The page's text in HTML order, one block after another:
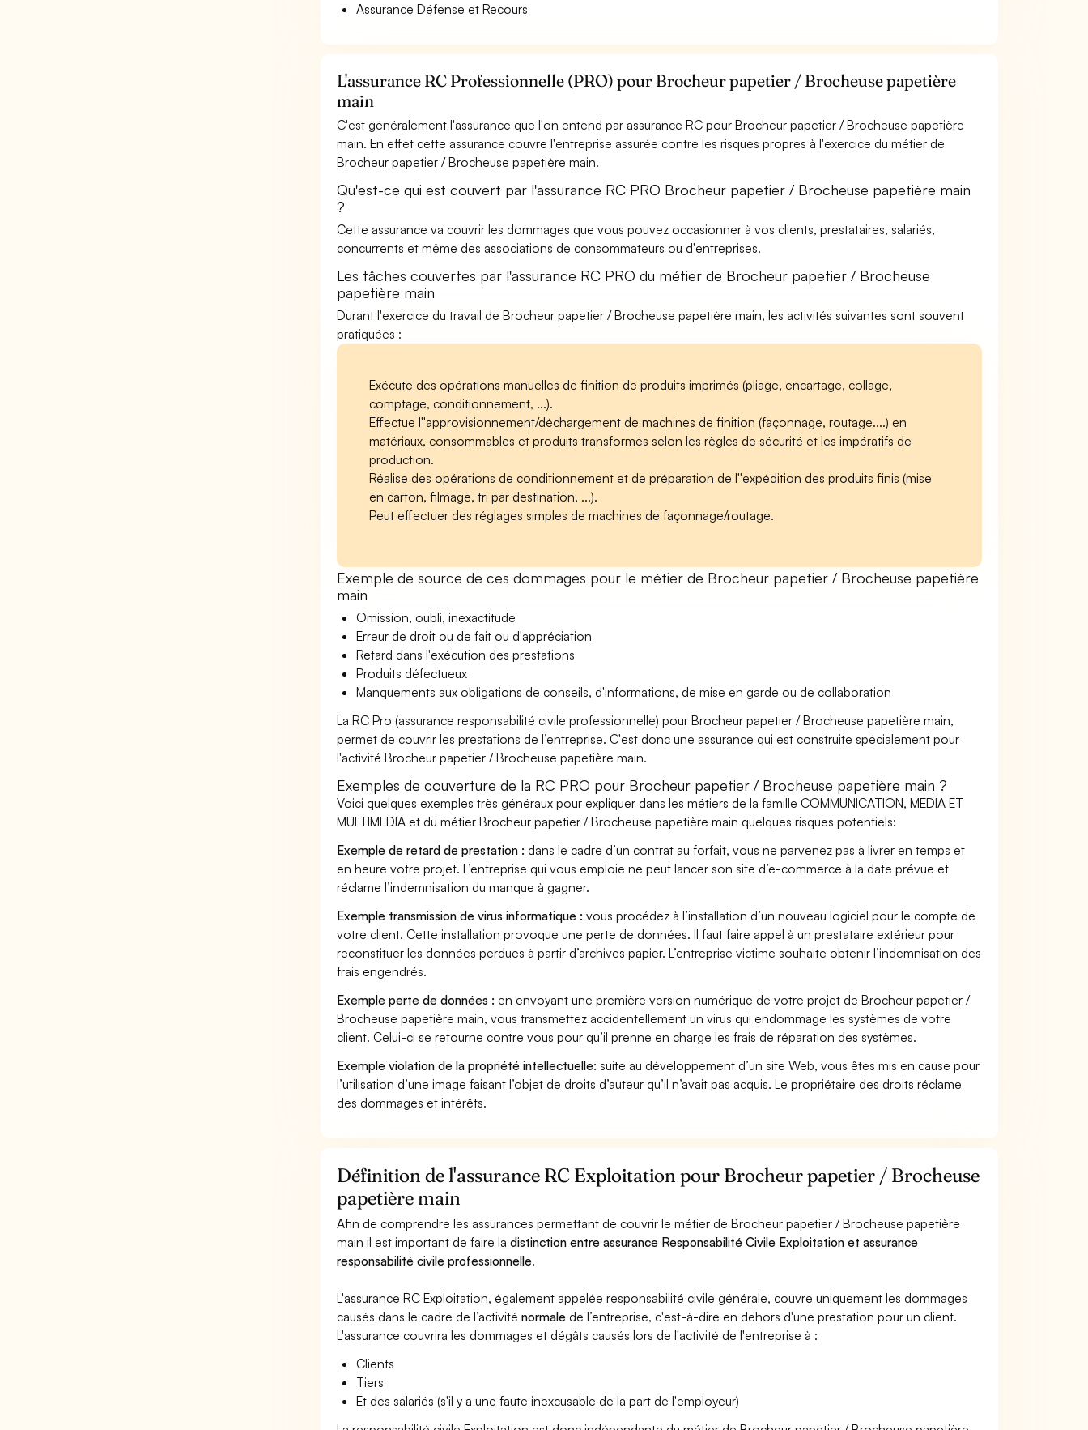
Assurance Défense et Recours
L'assurance RC Professionnelle (PRO) pour Brocheur papetier / Brocheuse papetière
main
C'est généralement l'assurance que l'on entend par assurance RC pour Brocheur papetier / Brocheuse papetière
main. En effet cette assurance couvre l'entreprise assurée contre les risques propres à l'exercice du métier de
Brocheur papetier / Brocheuse papetière main.
Qu'est-ce qui est couvert par l'assurance RC PRO Brocheur papetier / Brocheuse papetière main
?
Cette assurance va couvrir les dommages que vous pouvez occasionner à vos clients, prestataires, salariés,
concurrents et même des associations de consommateurs ou d'entreprises.
Les tâches couvertes par l'assurance RC PRO du métier de Brocheur papetier / Brocheuse
papetière main
Durant l'exercice du travail de Brocheur papetier / Brocheuse papetière main, les activités suivantes sont souvent
pratiquées :
Exécute des opérations manuelles de finition de produits imprimés (pliage, encartage, collage,
comptage, conditionnement, ...).
Effectue l''approvisionnement/déchargement de machines de finition (façonnage, routage....) en
matériaux, consommables et produits transformés selon les règles de sécurité et les impératifs de
production.
Réalise des opérations de conditionnement et de préparation de l''expédition des produits finis (mise
en carton, filmage, tri par destination, ...).
Peut effectuer des réglages simples de machines de façonnage/routage.
Exemple de source de ces dommages pour le métier de Brocheur papetier / Brocheuse papetière
main
Omission, oubli, inexactitude
Erreur de droit ou de fait ou d'appréciation
Retard dans l'exécution des prestations
Produits défectueux
Manquements aux obligations de conseils, d'informations, de mise en garde ou de collaboration
La RC Pro (assurance responsabilité civile professionnelle) pour Brocheur papetier / Brocheuse papetière main,
permet de couvrir les prestations de l’entreprise. C'est donc une assurance qui est construite spécialement pour
l'activité Brocheur papetier / Brocheuse papetière main.
Exemples de couverture de la RC PRO pour Brocheur papetier / Brocheuse papetière main ?
Voici quelques exemples très généraux pour expliquer dans les métiers de la famille COMMUNICATION, MEDIA ET
MULTIMEDIA et du métier Brocheur papetier / Brocheuse papetière main quelques risques potentiels:
Exemple de retard de prestation : dans le cadre d’un contrat au forfait, vous ne parvenez pas à livrer en temps et
en heure votre projet. L’entreprise qui vous emploie ne peut lancer son site d’e-commerce à la date prévue et
réclame l’indemnisation du manque à gagner.
Exemple transmission de virus informatique : vous procédez à l’installation d’un nouveau logiciel pour le compte de
votre client. Cette installation provoque une perte de données. Il faut faire appel à un prestataire extérieur pour
reconstituer les données perdues à partir d’archives papier. L’entreprise victime souhaite obtenir l’indemnisation des
frais engendrés.
Exemple perte de données : en envoyant une première version numérique de votre projet de Brocheur papetier /
Brocheuse papetière main, vous transmettez accidentellement un virus qui endommage les systèmes de votre
client. Celui-ci se retourne contre vous pour qu’il prenne en charge les frais de réparation des systèmes.
Exemple violation de la propriété intellectuelle: suite au développement d’un site Web, vous êtes mis en cause pour
l’utilisation d’une image faisant l’objet de droits d’auteur qu’il n’avait pas acquis. Le propriétaire des droits réclame
des dommages et intérêts.
Définition de l'assurance RC Exploitation pour Brocheur papetier / Brocheuse
papetière main
Afin de comprendre les assurances permettant de couvrir le métier de Brocheur papetier / Brocheuse papetière
main il est important de faire ladistinction entre assurance Responsabilité Civile Exploitation et assurance
responsabilité civile professionnelle.
L'assurance RC Exploitation, également appelée responsabilité civile générale, couvre uniquement les dommages
causés dans le cadre de l’activiténormale de l’entreprise, c'est-à-dire en dehors d'une prestation pour un client.
L'assurance couvrira les dommages et dégâts causés lors de l'activité de l'entreprise à :
Clients
Tiers
Et des salariés (s'il y a une faute inexcusable de la part de l'employeur)